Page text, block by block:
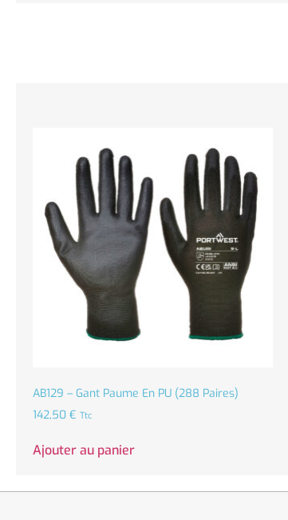
AB129 – Gant Paume En PU (288 Paires)
142,50 € Ttc
Ajouter au panier